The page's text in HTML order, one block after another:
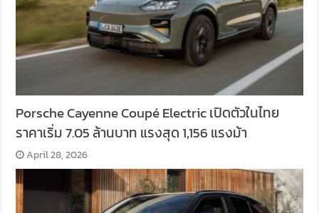
Porsche Cayenne Coupé Electric เปิดตัวในไทย
ราคาเริ่ม 7.05 ล้านบาท แรงสุด 1,156 แรงม้า
April 28, 2026